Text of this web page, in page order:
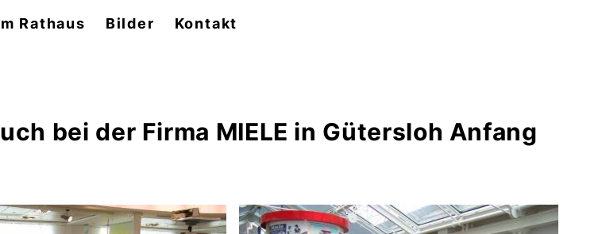
Rathaus Bilder Kontakt
bei der Firma MIELE in Gütersloh Anfang